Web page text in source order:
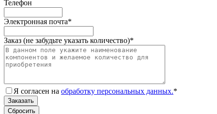
Телефон
Электронная почта*
Заказ (не забудьте указать количество)*
Я согласен на обработку персональных данных.*